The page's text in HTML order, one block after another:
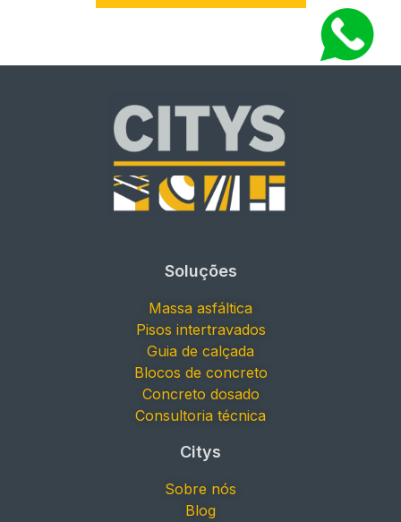
Soluções
Massa asfáltica
Pisos intertravados
Guia de calçada
Blocos de concreto
Concreto dosado
Consultoria técnica
Citys
Sobre nós
Blog